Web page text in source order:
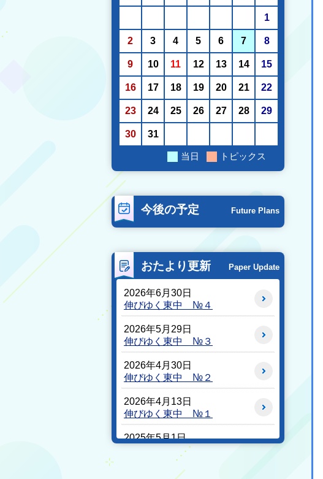
1
2 3 4 5 6 7 8
9 10 11 12 13 14 15
16 17 18 19 20 21 22
23 24 25 26 27 28 29
30 31
当日 トピックス
今後の予定 Future Plans
おたより更新 Paper Update
2026年6月30日
伸びゆく東中 №４
2026年5月29日
伸びゆく東中 №３
2026年4月30日
伸びゆく東中 №２
2026年4月13日
伸びゆく東中 №１
2025年5月1日
学校だより R7年５月１日